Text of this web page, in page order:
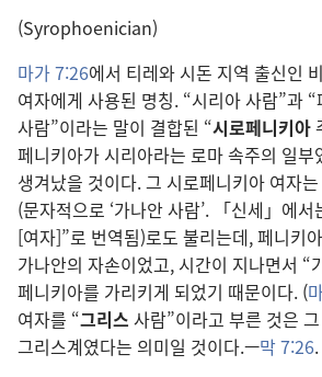
(Syrophoenician)
마가 7:26에서 티레와 시돈 지역 출신인
여자에게 사용된 명칭. “시리아 사람”과
사람”이라는 말이 결합된 “시로페니키아
페니키아가 시리아라는 로마 속주의 일부
생겨났을 것이다. 그 시로페니키아 여자
(문자적으로 ‘가나안 사람’. 「신세」에서
[여자]”로 번역됨)로도 불리는데, 페니키
가나안의 자손이었고, 시간이 지나면서 “
페니키아를 가리키게 되었기 때문이다. (
여자를 “그리스 사람”이라고 부른 것은
그리스계였다는 의미일 것이다.—막 7:26.